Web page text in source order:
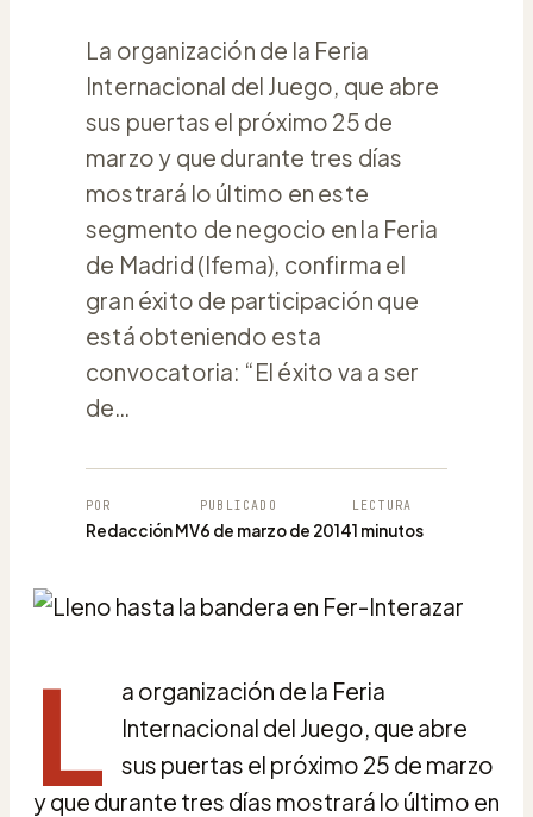
La organización de la Feria
Internacional del Juego, que abre
sus puertas el próximo 25 de
marzo y que durante tres días
mostrará lo último en este
segmento de negocio en la Feria
de Madrid (Ifema), confirma el
gran éxito de participación que
está obteniendo esta
convocatoria: “El éxito va a ser
de…
POR
Redacción MV
PUBLICADO
6 de marzo de 2014
LECTURA
1 minutos
L
a organización de la Feria
Internacional del Juego, que abre
sus puertas el próximo 25 de marzo
y que durante tres días mostrará lo último en